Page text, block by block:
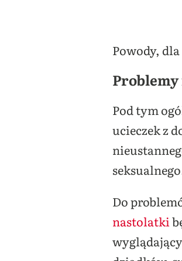
Powody,
Pod tym
ucieczek z
Do
nastolatki